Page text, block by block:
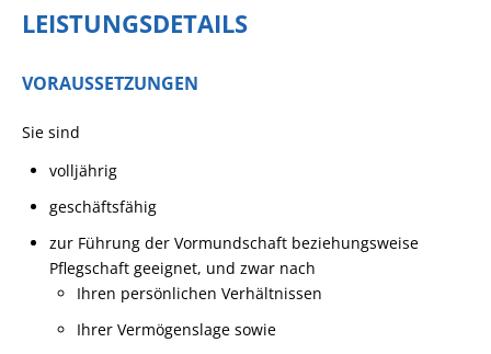
LEISTUNGSDETAILS
VORAUSSETZUNGEN
Sie sind
volljährig
geschäftsfähig
zur Führung der Vormundschaft beziehungsweise
Pflegschaft geeignet, und zwar nach
Ihren persönlichen Verhältnissen
Ihrer Vermögenslage sowie